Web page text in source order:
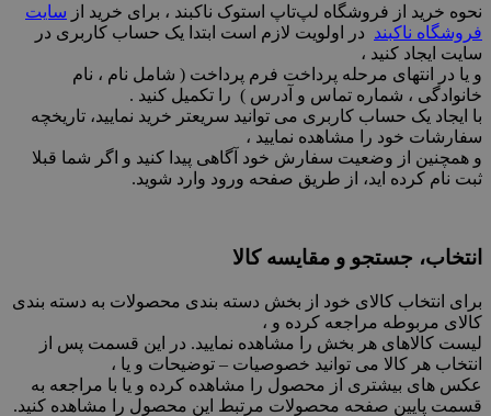
نحوه خرید از فروشگاه لپ‌تاپ استوک ناکبند ، برای خرید از سایت
فروشگاه ناکبند در اولویت لازم است ابتدا یک حساب کاربری در
سایت ایجاد کنید ،
و یا در انتهای مرحله پرداخت فرم پرداخت ( شامل نام ، نام
خانوادگی ، شماره تماس و آدرس ) را تکمیل کنید .
با ايجاد يک حساب کاربری می توانید سريعتر خريد نمایيد، تاريخچه
سفارشات خود را مشاهده نمایید ،
و همچنين از وضعيت سفارش خود آگاهی پيدا کنید و اگر شما قبلا
ثبت نام کرده ايد، از طریق صفحه ورود وارد شوید.
انتخاب، جستجو و مقایسه کالا
برای انتخاب کالای خود از بخش دسته بندی محصولات به دسته بندی
کالای مربوطه مراجعه کرده و ،
لیست کالاهای هر بخش را مشاهده نمایید. در این قسمت پس از
انتخاب هر کالا می توانید خصوصیات – توضیحات و یا ،
عکس های بیشتری از محصول را مشاهده کرده و یا با مراجعه به
قسمت پایین صفحه محصولات مرتبط این محصول را مشاهده کنید.